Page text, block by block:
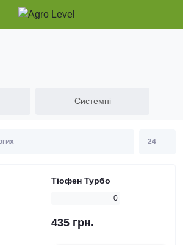
Системні
Тіофен Турбо
0
435 грн.